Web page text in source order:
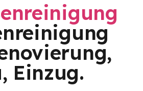
Einzug.